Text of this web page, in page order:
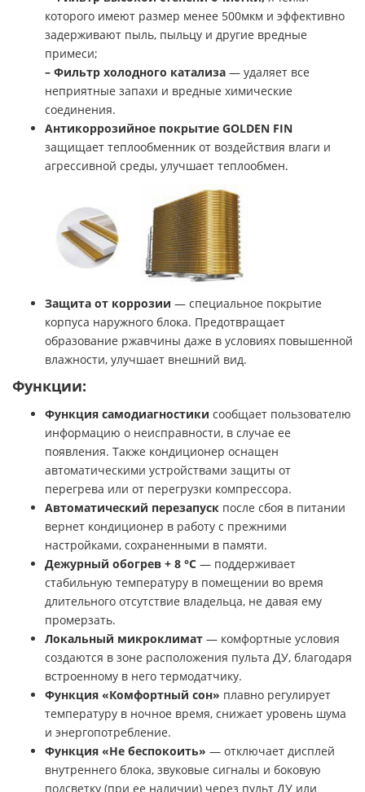
которого имеют размер менее 500мкм и эффективно
задерживают пыль, пыльцу и другие вредные
примеси;
– Фильтр холодного катализа — удаляет все
неприятные запахи и вредные химические
соединения.
Антикоррозийное покрытие GOLDEN FIN
защищает теплообменник от воздействия влаги и
агрессивной среды, улучшает теплообмен.
Защита от коррозии — специальное покрытие
корпуса наружного блока. Предотвращает
образование ржавчины даже в условиях повышенной
влажности, улучшает внешний вид.
Функции:
Функция самодиагностики сообщает пользователю
информацию о неисправности, в случае ее
появления. Также кондиционер оснащен
автоматическими устройствами защиты от
перегрева или от перегрузки компрессора.
Автоматический перезапуск после сбоя в питании
вернет кондиционер в работу с прежними
настройками, сохраненными в памяти.
Дежурный обогрев + 8 °С — поддерживает
стабильную температуру в помещении во время
длительного отсутствие владельца, не давая ему
промерзать.
Локальный микроклимат — комфортные условия
создаются в зоне расположения пульта ДУ, благодаря
встроенному в него термодатчику.
Функция «Комфортный сон» плавно регулирует
температуру в ночное время, снижает уровень шума
и энергопотребление.
Функция «Не беспокоить» — отключает дисплей
внутреннего блока, звуковые сигналы и боковую
подсветку (при ее наличии) через пульт ДУ или